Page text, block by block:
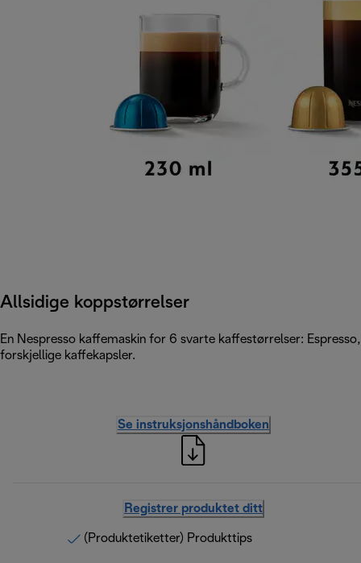
Allsidige koppstørrelser
En Nespresso kaffemaskin for 6 svarte kaffestørrelser:
forskjellige kaffekapsler.
Se instruksjonshåndboken
Registrer produktet ditt
(Produktetiketter) Produkttips